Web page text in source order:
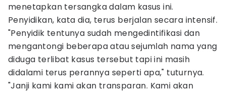
menetapkan tersangka dalam kasus ini.
Penyidikan, kata dia, terus berjalan secara intensif.
"Penyidik tentunya sudah mengedintifikasi dan
mengantongi beberapa atau sejumlah nama yang
diduga terlibat kasus tersebut tapi ini masih
didalami terus perannya seperti apa," tuturnya.
"Janji kami kami akan transparan. Kami akan